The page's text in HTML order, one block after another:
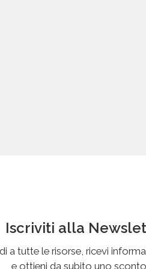
Iscriviti alla
a tutte le risorse, ricevi
e ottieni da subito uno